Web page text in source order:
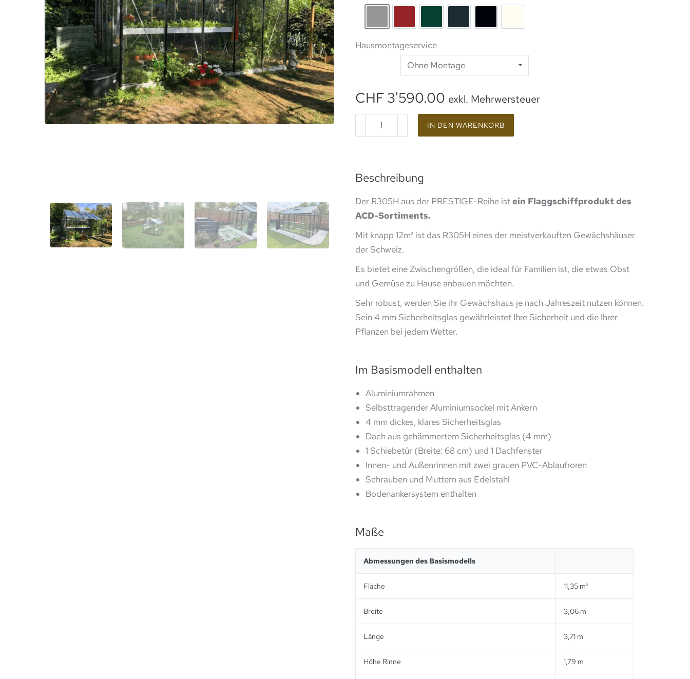
Hausmontageservice
CHF 3'590.00 exkl. Mehrwersteuer
IN DEN WARENKORB
Beschreibung
Der R305H aus der PRESTIGE-Reihe istein Flaggschiffprodukt des
ACD-Sortiments.
Mit knapp 12m² ist das R305H eines der meistverkauften Gewächshäuser
der Schweiz.
Es bietet eine Zwischengrößen, die ideal für Familien ist, die etwas Obst
und Gemüse zu Hause anbauen möchten.
Sehr robust, werden Sie ihr Gewächshaus je nach Jahreszeit nutzen können.
Sein 4 mm Sicherheitsglas gewährleistet Ihre Sicherheit und die Ihrer
Pflanzen bei jedem Wetter.
Im Basismodell enthalten
Aluminiumrahmen
Selbsttragender Aluminiumsockel mit Ankern
4 mm dickes, klares Sicherheitsglas
Dach aus gehämmertem Sicherheitsglas (4 mm)
1 Schiebetür (Breite: 68 cm) und 1 Dachfenster
Innen- und Außenrinnen mit zwei grauen PVC-Ablaufroren
Schrauben und Muttern aus Edelstahl
Bodenankersystem enthalten
Maße
Abmessungen des Basismodells
Fläche 11,35 m²
Breite 3,06 m
Länge 3,71 m
Höhe Rinne 1,79 m